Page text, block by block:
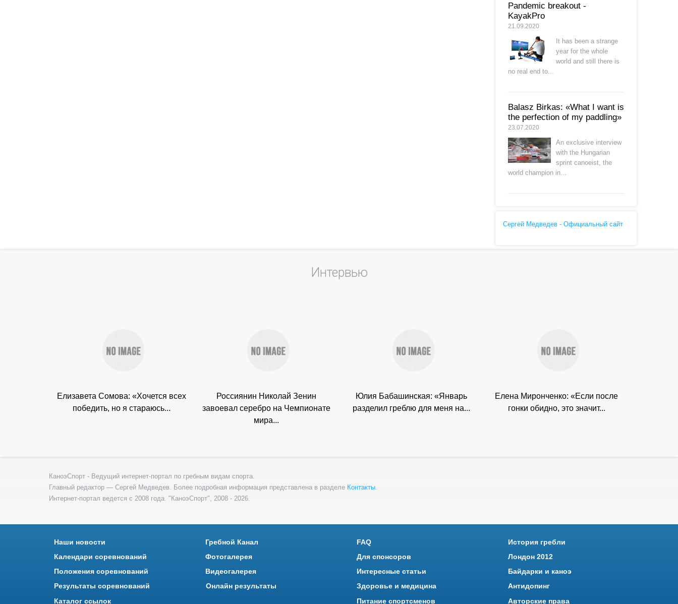
Pandemic breakout -
KayakPro
21.09.2020
It has been a strange
year for the whole
world and still there is
no real end to...
Balasz Birkas: «What I want is
the perfection of my paddling»
23.07.2020
An exclusive interview
with the Hungarian
sprint canoeist, the
world champion in...
Сергей Медведев - Официальный сайт
Интервью
Елизавета Сомова: «Хочется всех
победить, но я стараюсь...
Россиянин Николай Зенин
завоевал серебро на Чемпионате
мира...
Юлия Бабашинская: «Январь
разделил греблю для меня на...
Елена Миронченко: «Если после
гонки обидно, это значит...
КаноэСпорт - Ведущий интернет-портал по гребным видам спорта.
Главный редактор — Сергей Медведев. Более подробная информация представлена в разделе Контакты
Интернет-портал ведется с 2008 года. "КаноэСпорт", 2008 - 2026.
Наши новости
Календари соревнований
Положения соревнований
Результаты соревнований
Каталог ссылок
Гребной Канал
Фотогалерея
Видеогалерея
Онлайн результаты
FAQ
Для спонсоров
Интересные статьи
Здоровье и медицина
Питание спортсменов
История гребли
Лондон 2012
Байдарки и каноэ
Антидопинг
Авторские права